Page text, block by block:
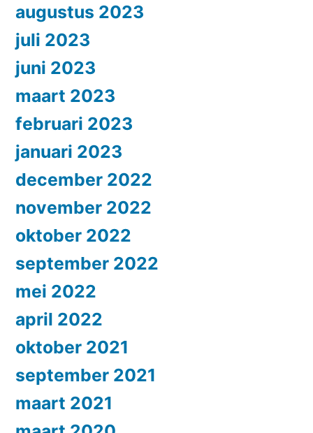
augustus 2023
juli 2023
juni 2023
maart 2023
februari 2023
januari 2023
december 2022
november 2022
oktober 2022
september 2022
mei 2022
april 2022
oktober 2021
september 2021
maart 2021